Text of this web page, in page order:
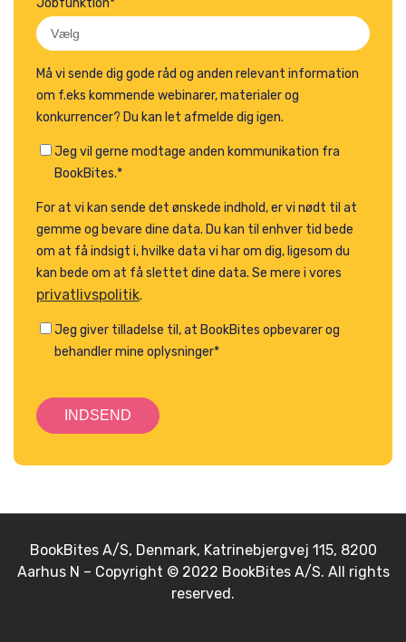
Må vi sende dig gode råd og anden relevant information
om f.eks kommende webinarer, materialer og
konkurrencer? Du kan let afmelde dig igen.
Jeg vil gerne modtage anden kommunikation fra
BookBites.*
For at vi kan sende det ønskede indhold, er vi nødt til at
gemme og bevare dine data. Du kan til enhver tid bede
om at få indsigt i, hvilke data vi har om dig, ligesom du
kan bede om at få slettet dine data. Se mere i vores
privatlivspolitik.
Jeg giver tilladelse til, at BookBites opbevarer og
behandler mine oplysninger*
BookBites A/S, Denmark, Katrinebjergvej 115, 8200
Aarhus N – Copyright © 2022 BookBites A/S. All rights
reserved.